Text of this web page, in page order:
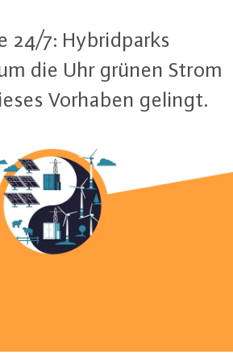
24/7: Hy­brid­parks
die Uhr grünen Strom
Vorhaben gelingt.